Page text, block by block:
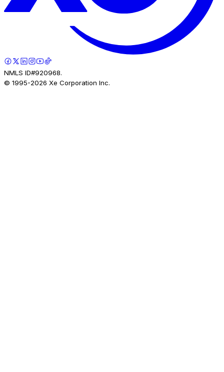
NMLS ID#920968.
© 1995-2026 Xe Corporation Inc.